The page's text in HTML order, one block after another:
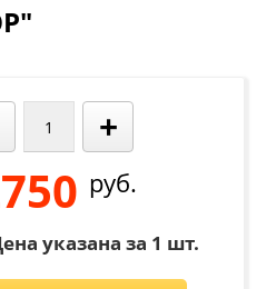
+
руб.
указана за 1 шт.